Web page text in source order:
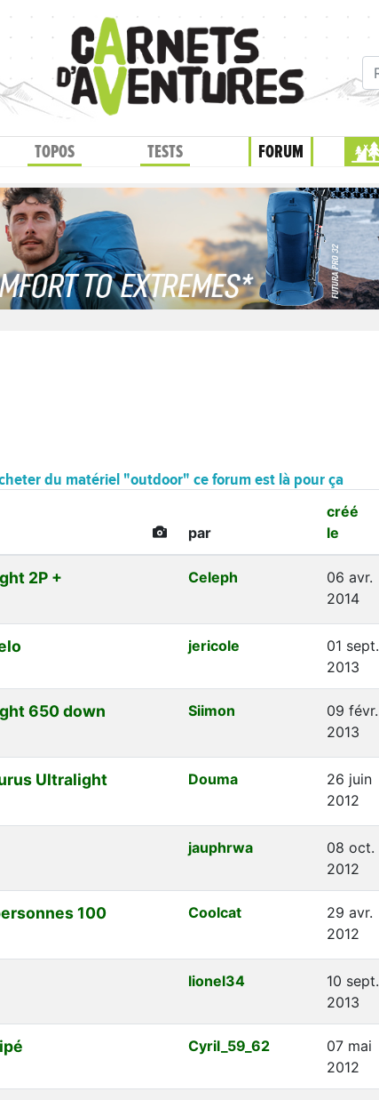
TOPOS TESTS FORUM
du matériel "outdoor" ce forum est là pour ça
par
créé
le
2P +
Celeph
06 avr.
2014
jericole
01 sept.
2013
650 down
Siimon
09 févr.
2013
Ultralight
Douma
26 juin
2012
jauphrwa
08 oct.
2012
100
Coolcat
29 avr.
2012
lionel34
10 sept.
2013
Cyril_59_62
07 mai
2012